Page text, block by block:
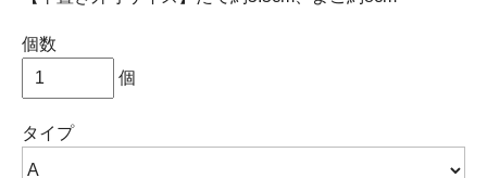
個数
個
タイプ